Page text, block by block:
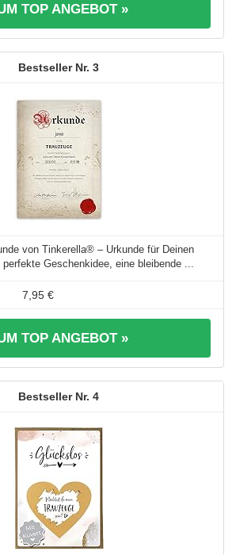
TOP ANGEBOT »
3
von Tinkerella® – Urkunde für Deinen
Geschenkidee, eine bleibende ...
7,95 €
TOP ANGEBOT »
4